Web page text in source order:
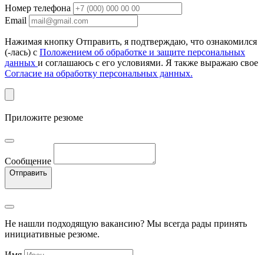
Номер телефона
Email
Нажимая кнопку Отправить, я подтверждаю, что ознакомился
(-лась) с Положением об обработке и защите персональных
данных и соглашаюсь с его условиями. Я также выражаю свое
Согласие на обработку персональных данных.
Приложите резюме
Сообщение
Отправить
Не нашли подходящую вакансию? Мы всегда рады принять
инициативные резюме.